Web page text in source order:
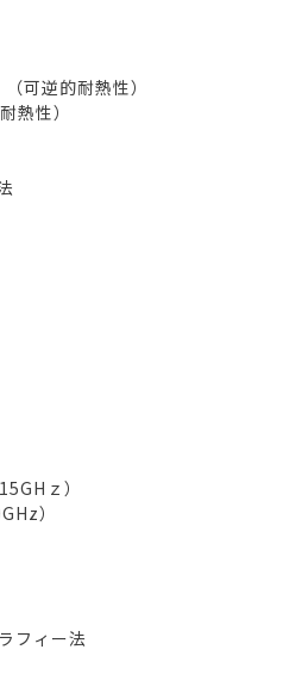
可逆的耐熱性）
性）
ｚ）
）
ィー法